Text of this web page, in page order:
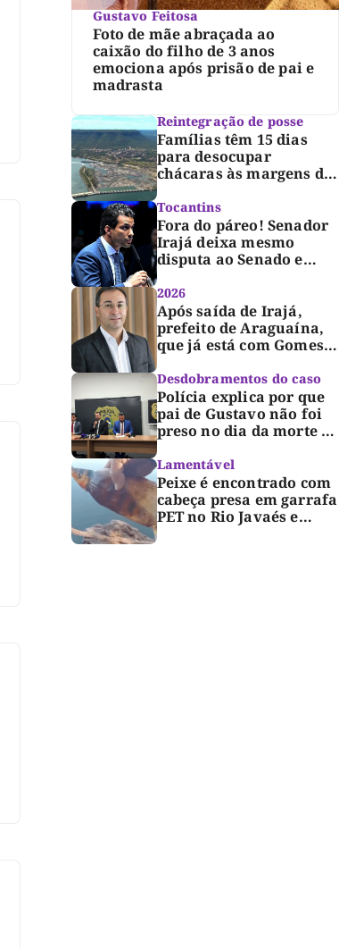
Gustavo Feitosa
Foto de mãe abraçada ao
caixão do filho de 3 anos
emociona após prisão de pai e
madrasta
Reintegração de posse
Famílias têm 15 dias
para desocupar
chácaras às margens do
lago de Lajeado,
determina Justiça
Tocantins
Fora do páreo! Senador
Irajá deixa mesmo
disputa ao Senado e
desabafa: “Saio deste
processo de cabeça
erguida, com gratidão e
respeito”
2026
Após saída de Irajá,
prefeito de Araguaína,
que já está com Gomes,
entra também na
campanha de Dimas e
fará anúncio oficial
Desdobramentos do caso
Polícia explica por que
pai de Gustavo não foi
preso no dia da morte e
detalha avanço da
investigação
Lamentável
Peixe é encontrado com
cabeça presa em garrafa
PET no Rio Javaés e
vídeo alerta para